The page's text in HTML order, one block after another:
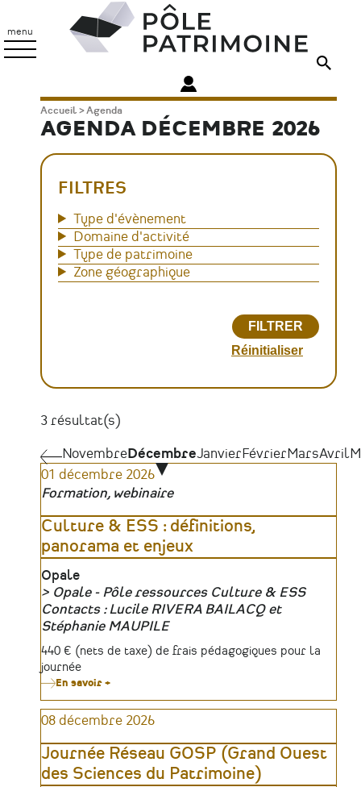
contenu
principal
menu
Patrimoine
Fil
d'Ariane
Accueil Agenda
AGENDA DÉCEMBRE 2026
3 résultat(s)
Pagination
Novembre
NovembreDécembreJanvier Février MarsAvril
01 décembre 2026
Formation, webinaire
Culture & ESS : définitions,
panorama et enjeux
Lieu
Opale
Organisateur
Opale - Pôle ressources Culture & ESS
Contacts : Lucile RIVERA BAILACQ et
Stéphanie MAUPILE
Tarifs
440 € (nets de taxe) de frais pédagogiques pour la
journée
En savoir +
&
ESS
définitions,
panorama
et
enjeux
08 décembre 2026
Journée Réseau GOSP (Grand Ouest
des Sciences du Patrimoine)
FILTRES
Type d'évènement
Domaine d'activité
Type de patrimoine
Zone géographique